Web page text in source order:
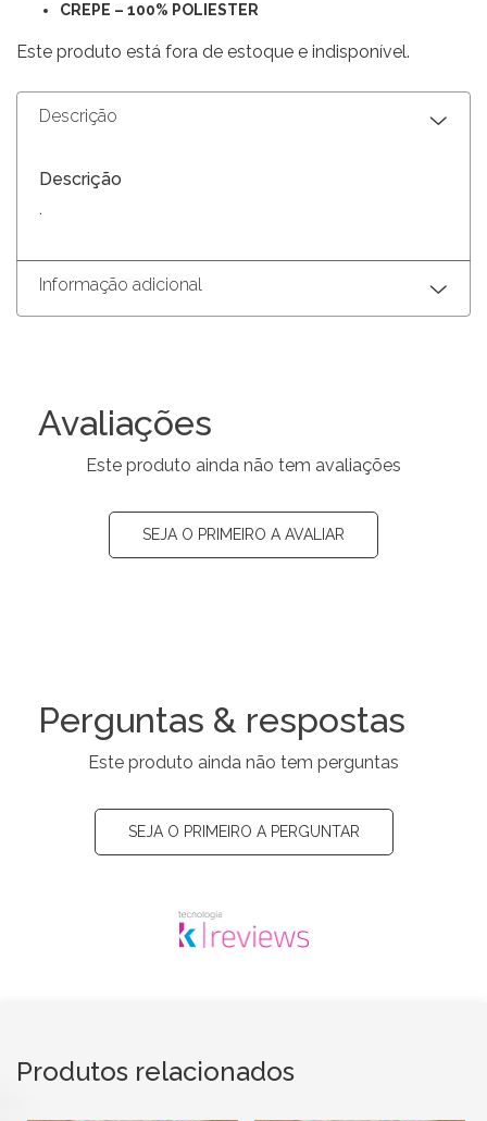
CREPE – 100% POLIESTER
Este produto está fora de estoque e indisponível.
Descrição
Descrição
.
Informação adicional
Avaliações
Este produto ainda não tem avaliações
SEJA O PRIMEIRO A AVALIAR
Perguntas & respostas
Este produto ainda não tem perguntas
SEJA O PRIMEIRO A PERGUNTAR
Produtos relacionados